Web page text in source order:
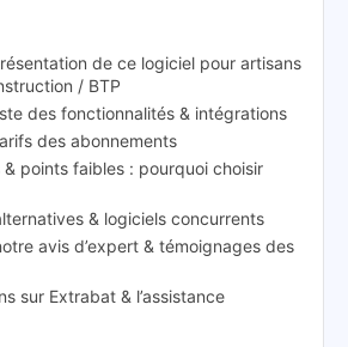
de ce logiciel pour artisans
/ BTP
des fonctionnalités & intégrations
des abonnements
& points faibles : pourquoi choisir
& logiciels concurrents
avis d’expert & témoignages des
sur Extrabat & l’assistance